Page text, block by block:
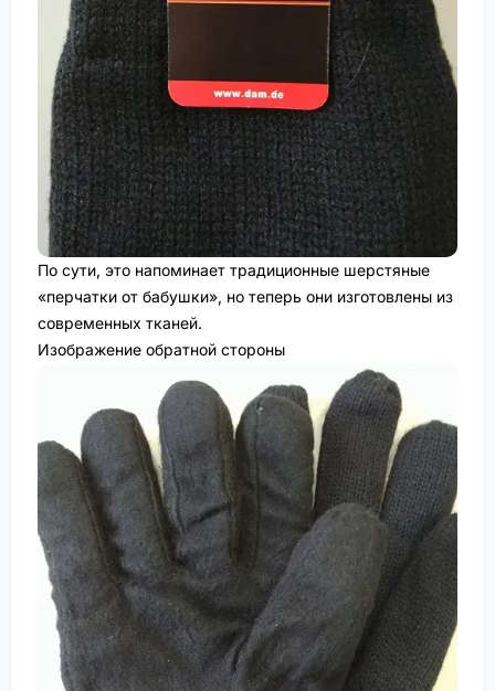
По сути, это напоминает традиционные шерстяные
«перчатки от бабушки», но теперь они изготовлены из
современных тканей.
Изображение обратной стороны